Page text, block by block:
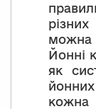
можна
Йонні
як
кожна